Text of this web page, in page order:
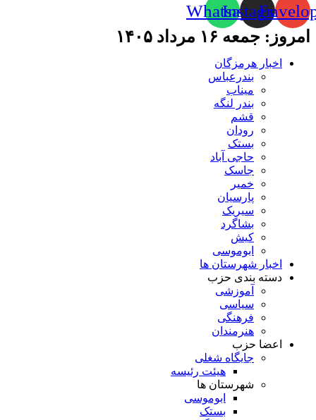
Instagram
Whatsapp
امروز: جمعه ۱۶ مرداد ۱۴۰۵
اخبار هرمزگان
بندرعباس
میناب
بندر لنگه
قشم
رودان
بستک
حاجی آباد
جاسک
خمیر
پارسیان
سیریک
بشاگرد
کیش
ابوموسی
اخبار شهرستان ها
دسته بندی حزب
آموزشی
سیاسی
فرهنگی
هنرمندان
اعضا حزب
جایگاه شغلی
هیئت رئیسه
شهرستان ها
ابوموسی
بستک